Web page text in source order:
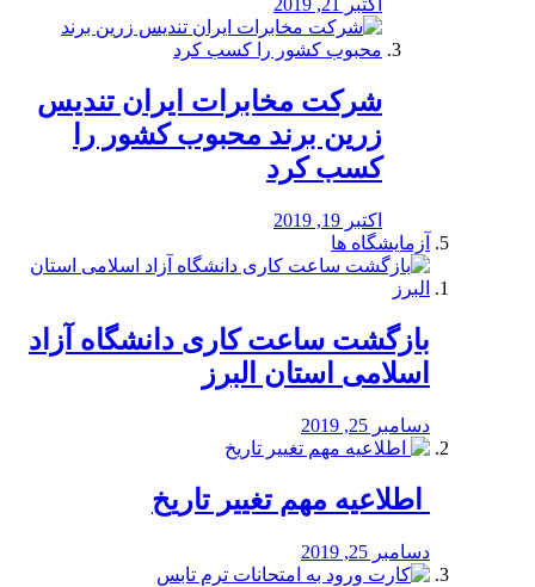
اکتبر 21, 2019
شرکت مخابرات ایران تندیس
زرین برند محبوب کشور را
کسب کرد
اکتبر 19, 2019
آزمایشگاه ها
بازگشت ساعت کاری دانشگاه آزاد
اسلامی استان البرز
دسامبر 25, 2019
️ اطلاعیه مهم تغییر تاریخ
دسامبر 25, 2019